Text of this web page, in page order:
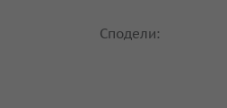
Сподели: